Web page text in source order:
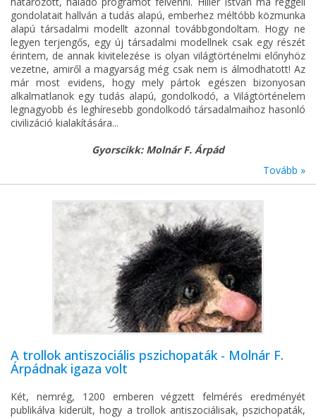
gondolatait hallván a tudás alapú, emberhez méltóbb közmunka
alapú társadalmi modellt azonnal továbbgondoltam. Hogy ne
legyen terjengős, egy új társadalmi modellnek csak egy részét
érintem, de annak kivitelezése is olyan világtörténelmi előnyhöz
vezetne, amiről a magyarság még csak nem is álmodhatott! Az
már most evidens, hogy mely pártok egészen bizonyosan
alkalmatlanok egy tudás alapú, gondolkodó, a Világtörténelem
legnagyobb és leghíresebb gondolkodó társadalmaihoz hasonló
civilizáció kialakítására...
Gyorscikk: Molnár F. Árpád
Tovább »
A trollok antiszociális pszichopaták - Molnár F.
Árpádnak igaza volt
Két, nemrég, 1200 emberen végzett felmérés eredményét
publikálva kiderült, hogy a trollok antiszociálisak, pszichopaták,